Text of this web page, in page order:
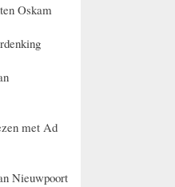
Oskam
met Ad
Nieuwpoort